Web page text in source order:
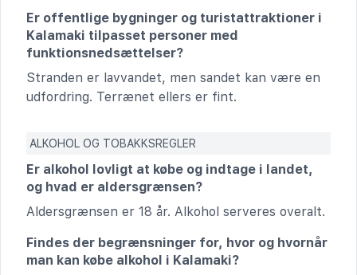
Er offentlige bygninger og turistattraktioner i
Kalamaki tilpasset personer med
funktionsnedsættelser?
Stranden er lavvandet, men sandet kan være en
udfordring. Terrænet ellers er fint.
ALKOHOL OG TOBAKKSREGLER
Er alkohol lovligt at købe og indtage i landet,
og hvad er aldersgrænsen?
Aldersgrænsen er 18 år. Alkohol serveres overalt.
Findes der begrænsninger for, hvor og hvornår
man kan købe alkohol i Kalamaki?